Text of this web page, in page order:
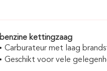
benzine kettingzaag
Carburateur met laag
Geschikt voor vele